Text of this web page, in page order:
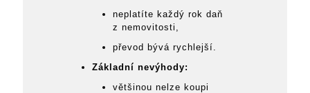
neplatíte každý rok daň
z nemovitosti,
převod bývá rychlejší.
Základní nevýhody:
většinou nelze koupi